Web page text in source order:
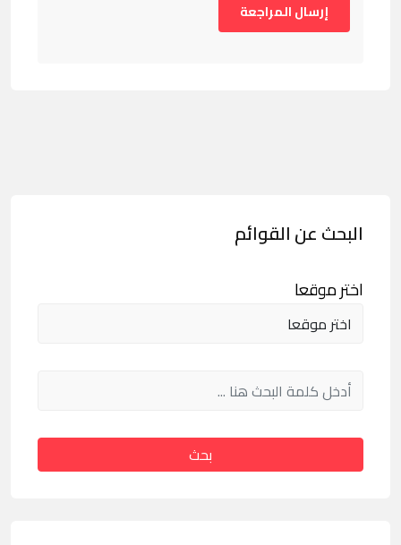
البحث عن القوائم
اختر موقعا
بحث